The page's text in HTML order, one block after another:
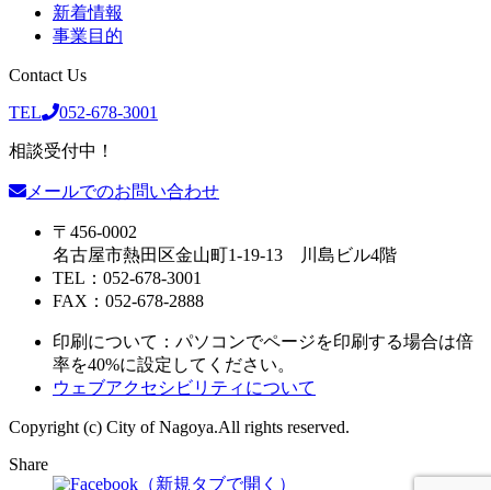
新着情報
事業目的
Contact Us
TEL
052-678-3001
相談受付中！
メールでのお問い合わせ
〒456-0002
名古屋市熱田区金山町1-19-13 川島ビル4階
TEL：052-678-3001
FAX：052-678-2888
印刷について：パソコンでページを印刷する場合は倍
率を40%に設定してください。
ウェブアクセシビリティについて
Copyright (c) City of Nagoya.All rights reserved.
Share